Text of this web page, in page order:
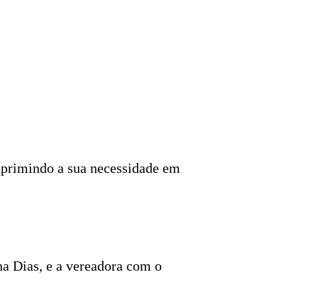
a sua necessidade em
Dias, e a vereadora com o